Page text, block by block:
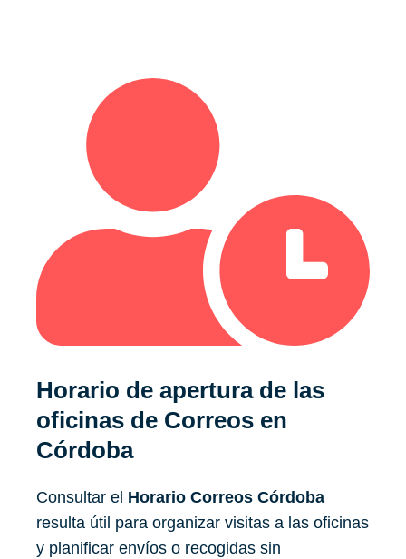
Horario de apertura de las
oficinas de Correos en
Córdoba
Consultar el Horario Correos Córdoba
resulta útil para organizar visitas a las oficinas
y planificar envíos o recogidas sin